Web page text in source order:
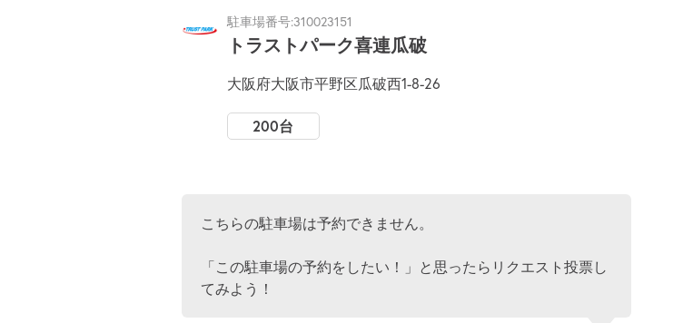
駐車場番号:310023151
トラストパーク喜連瓜破
大阪府大阪市平野区瓜破西1-8-26
200台
こちらの駐車場は予約できません。
「この駐車場の予約をしたい！」と思ったらリクエスト投票し
てみよう！